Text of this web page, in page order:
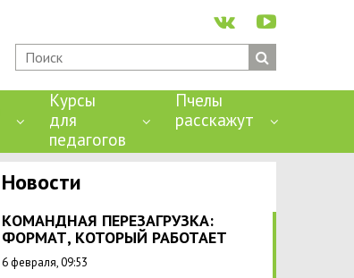
Курсы
для
педагогов
Пчелы
расскажут
Новости
КОМАНДНАЯ ПЕРЕЗАГРУЗКА:
ФОРМАТ, КОТОРЫЙ РАБОТАЕТ
6 февраля, 09:53